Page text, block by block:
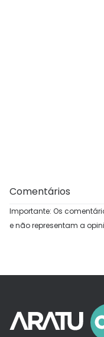
Comentários
Importante: Os
e não representam a